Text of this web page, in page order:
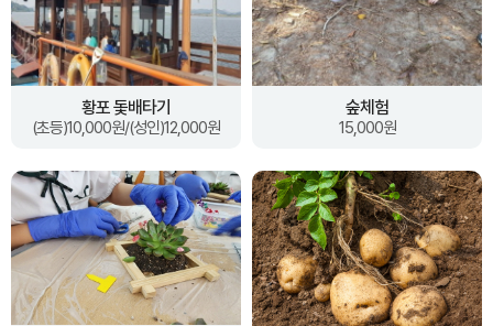
황포 돛배타기
(초등)10,000원/(성인)12,000원
숲체험
15,000원